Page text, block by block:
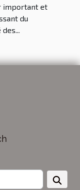
important et
du